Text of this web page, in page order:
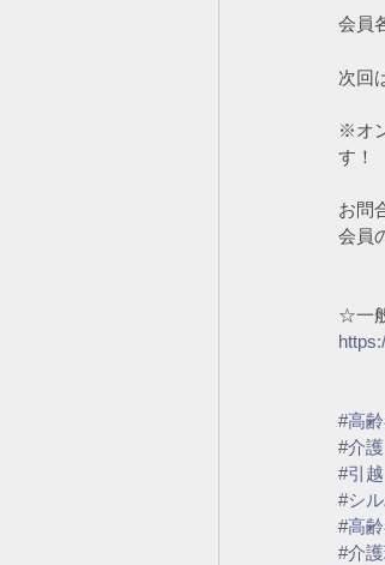
会員
次回
※オ
す！
お問
会員
☆一
#高
#介護
#引越
#シ
#高
#介